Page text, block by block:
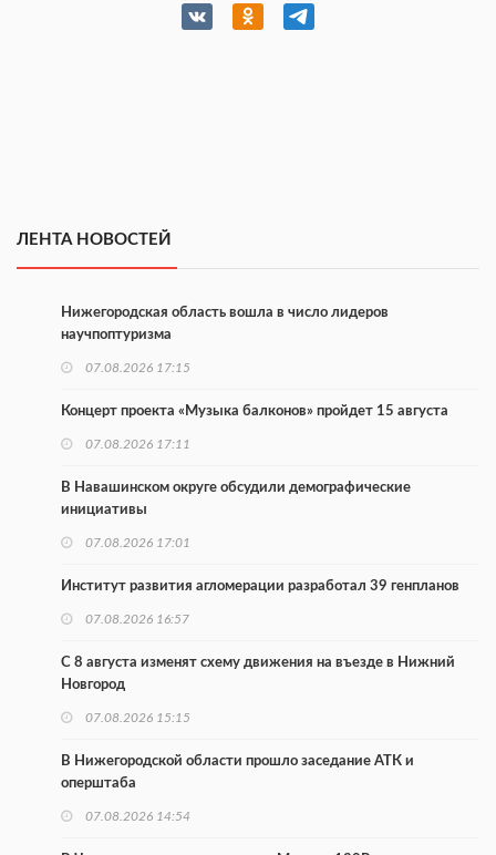
ЛЕНТА НОВОСТЕЙ
Нижегородская область вошла в число лидеров
научпоптуризма
07.08.2026 17:15
Концерт проекта «Музыка балконов» пройдет 15 августа
07.08.2026 17:11
В Навашинском округе обсудили демографические
инициативы
07.08.2026 17:01
Институт развития агломерации разработал 39 генпланов
07.08.2026 16:57
С 8 августа изменят схему движения на въезде в Нижний
Новгород
07.08.2026 15:15
В Нижегородской области прошло заседание АТК и
оперштаба
07.08.2026 14:54